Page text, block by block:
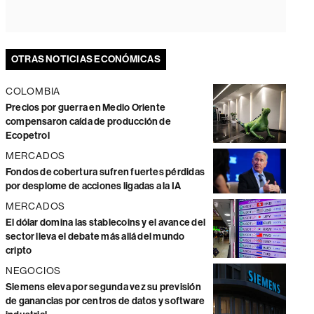
OTRAS NOTICIAS ECONÓMICAS
COLOMBIA
Precios por guerra en Medio Oriente
compensaron caída de producción de
Ecopetrol
MERCADOS
Fondos de cobertura sufren fuertes pérdidas
por desplome de acciones ligadas a la IA
MERCADOS
El dólar domina las stablecoins y el avance del
sector lleva el debate más allá del mundo
cripto
NEGOCIOS
Siemens eleva por segunda vez su previsión
de ganancias por centros de datos y software